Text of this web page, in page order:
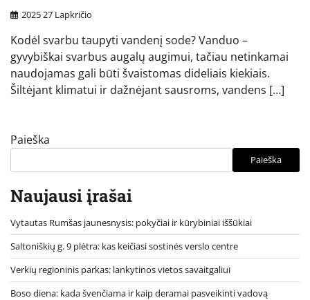
2025 27 Lapkričio
Kodėl svarbu taupyti vandenį sode? Vanduo –
gyvybiškai svarbus augalų augimui, tačiau netinkamai
naudojamas gali būti švaistomas dideliais kiekiais.
Šiltėjant klimatui ir dažnėjant sausroms, vandens […]
Paieška
Paieška
Naujausi įrašai
Vytautas Rumšas jaunesnysis: pokyčiai ir kūrybiniai iššūkiai
Saltoniškių g. 9 plėtra: kas keičiasi sostinės verslo centre
Verkių regioninis parkas: lankytinos vietos savaitgaliui
Boso diena: kada švenčiama ir kaip deramai pasveikinti vadovą